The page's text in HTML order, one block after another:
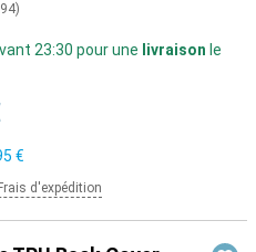
)
23:30 pour une livraison le
€
d'expédition